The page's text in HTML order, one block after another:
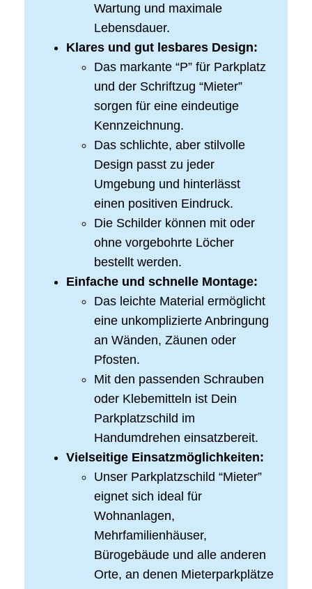
Wartung und maximale
Lebensdauer.
Klares und gut lesbares Design:
Das markante “P” für Parkplatz
und der Schriftzug “Mieter”
sorgen für eine eindeutige
Kennzeichnung.
Das schlichte, aber stilvolle
Design passt zu jeder
Umgebung und hinterlässt
einen positiven Eindruck.
Die Schilder können mit oder
ohne vorgebohrte Löcher
bestellt werden.
Einfache und schnelle Montage:
Das leichte Material ermöglicht
eine unkomplizierte Anbringung
an Wänden, Zäunen oder
Pfosten.
Mit den passenden Schrauben
oder Klebemitteln ist Dein
Parkplatzschild im
Handumdrehen einsatzbereit.
Vielseitige Einsatzmöglichkeiten:
Unser Parkplatzschild “Mieter”
eignet sich ideal für
Wohnanlagen,
Mehrfamilienhäuser,
Bürogebäude und alle anderen
Orte, an denen Mieterparkplätze